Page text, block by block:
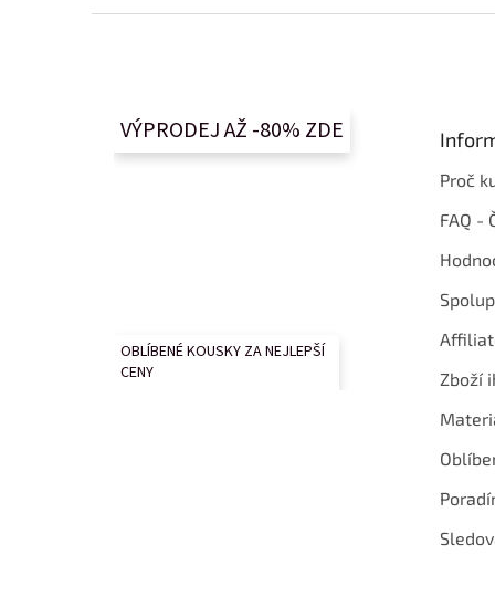
VÝPRODEJ AŽ -80% ZDE
OBLÍBENÉ KOUSKY ZA NEJLEPŠÍ
CENY
Proč
FAQ -
Zboží